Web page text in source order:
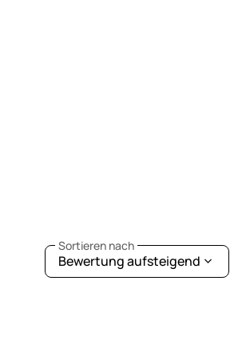
Sortieren nach
Bewertung aufsteigend